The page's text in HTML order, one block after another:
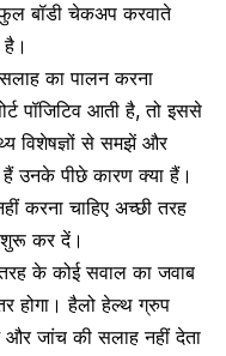
बॉडी चेकअप करवाते
सलाह का पालन करना
पॉजिटिव आती है, तो इससे
विशेषज्ञों से समझें और
हैं उनके पीछे कारण क्या हैं।
करना चाहिए अच्छी तरह
कर दें।
के कोई सवाल का जवाब
होगा।हैलो हेल्थ ग्रुप
और जांच की सलाह नहीं देता